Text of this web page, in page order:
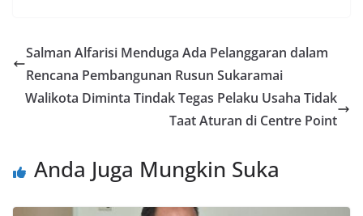
Salman Alfarisi Menduga Ada Pelanggaran dalam
Rencana Pembangunan Rusun Sukaramai
Walikota Diminta Tindak Tegas Pelaku Usaha Tidak
Taat Aturan di Centre Point
Anda Juga Mungkin Suka